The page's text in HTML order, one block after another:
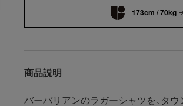
173cm / 70kg
商品説明
バーバリアンのラガーシャツを、タ